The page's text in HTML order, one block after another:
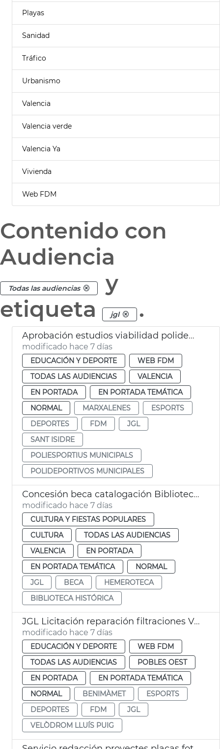
Playas
Sanidad
Tráfico
Urbanismo
Valencia
Valencia verde
Valencia Ya
Vivienda
Web FDM
Contenido con
Audiencia
Todas las audiencias
y
etiqueta
jgl .
Aprobación estudios viabilidad polideportivos San Isidro Marxalenes
modificado hace 7 días
EDUCACIÓN Y DEPORTE
WEB FDM
TODAS LAS AUDIENCIAS
VALENCIA
EN PORTADA
EN PORTADA TEMÁTICA
NORMAL
MARXALENES
ESPORTS
DEPORTES
FDM
JGL
SANT ISIDRE
POLIESPORTIUS MUNICIPALS
POLIDEPORTIVOS MUNICIPALES
Concesión beca catalogación Biblioteca Histórica y Hemeroteca Municipal València
modificado hace 7 días
CULTURA Y FIESTAS POPULARES
CULTURA
TODAS LAS AUDIENCIAS
VALENCIA
EN PORTADA
EN PORTADA TEMÁTICA
NORMAL
JGL
BECA
HEMEROTECA
BIBLIOTECA HISTÓRICA
JGL Licitación reparación filtraciones Velódromo València
modificado hace 7 días
EDUCACIÓN Y DEPORTE
WEB FDM
TODAS LAS AUDIENCIAS
POBLES OEST
EN PORTADA
EN PORTADA TEMÁTICA
NORMAL
BENIMÀMET
ESPORTS
DEPORTES
FDM
JGL
VELÒDROM LLUÍS PUIG